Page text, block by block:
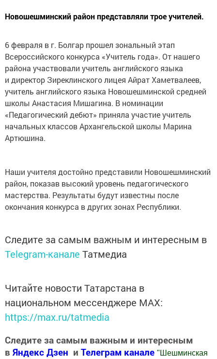
Новошешминский район представляли трое учителей.
6 февраля в г. Болгар прошел зональный этап
Всероссийского конкурса «Учитель года». От нашего
района участвовали учитель английского языка
и директор Зиреклинского лицея Айрат Хаметвалеев,
учитель английского языка Новошешминской средней
школы Анастасия Мишагина. В номинации
«Педагогический дебют» приняла участие учитель
начальных классов Архангельской школы Марина
Артюшина.
Наши учителя достойно представили Новошешминский
район, показав высокий уровень педагогического
мастерства. Результаты будут известны после
окончания конкурса в других зонах Республики.
Следите за самым важным и интересным в
Telegram-канале Татмедиа
Читайте новости Татарстана в
национальном мессенджере MАХ:
https://max.ru/tatmedia
Следите за самым важным и интересным
в Яндекс Дзен и Телеграм канале " Шешминская